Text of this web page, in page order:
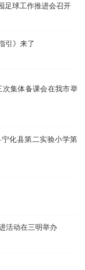
足球工作推进会召开
引》来了
集体备课会在我市举
化县第二实验小学第
活动在三明举办